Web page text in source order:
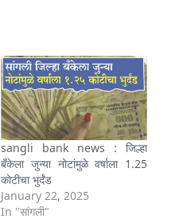
sangli bank news : जिल्हा
बँकेला जुन्या नोटांमुळे वर्षाला 1.25
कोटीचा भुर्दंड
January 22, 2025
In "सांगली"